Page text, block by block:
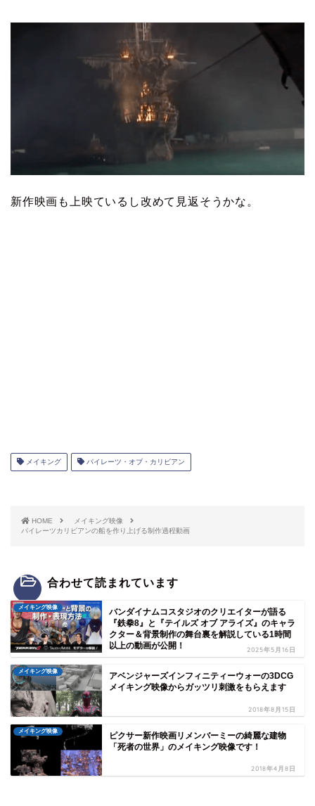
新作映画も上映ているし改めて見返そうかな。
メイキング パイレーツ・オブ・カリビアン
HOME
メイキング映像
パイレーツカリビアンの船を作り上げる制作過程動画
合わせて読まれています
メイキング映像
バンダイナムコスタジオのクリエイターが語る
『鉄拳8』と『テイルズ オブ アライズ』のキャラ
クター＆背景制作の舞台裏を解説している1時間
以上の動画が公開！
2025年5月16日
メイキング映像
アベンジャーズインフィニティーウォーの3DCG
メイキング映像からガッツリ刺激をもらえます
2018年8月15日
メイキング映像
ピクサー新作映画リメンバーミーの綺麗な建物
「死者の世界」のメイキング映像です！
2018年4月8日